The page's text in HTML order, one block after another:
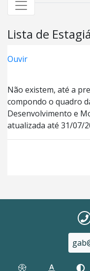
Lista de
Ouvir
Não existem, até a
compondo o quadro
Desenvolvimento e
atualizada até 31/07/